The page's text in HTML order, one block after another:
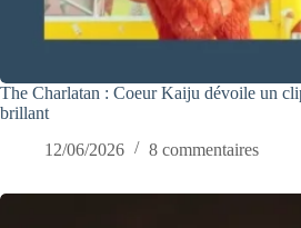
The Charlatan : Coeur Kaiju dévoile un
brillant
12/06/2026
8 commentaires